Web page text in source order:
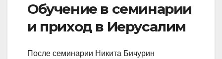
Обучение в семинарии
и приход в Иерусалим
После семинарии Никита Бичурин